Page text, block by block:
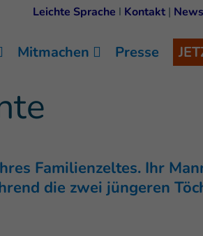
Leichte Sprache I Kontakt |
Mitmachen Presse
Familienzeltes. Ihr
die zwei jüngeren